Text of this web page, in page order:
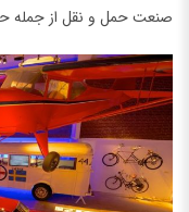
صنعت حمل و نقل از جمله